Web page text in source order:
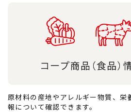
原材料の産地やアレルギー物質、栄
報について確認できます。